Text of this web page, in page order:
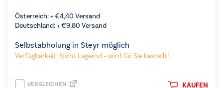
Österreich: +€4,40 Versand
Deutschland: +€9,80 Versand
Selbstabholung in Steyr möglich
Verfügbarkeit: Nicht Lagernd – wird für Sie bestellt!
KAUFEN
VERGLEICHEN